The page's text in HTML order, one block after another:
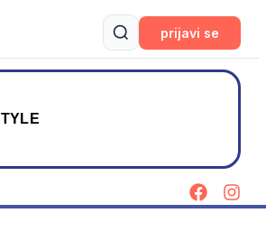
prijavi se